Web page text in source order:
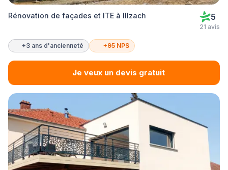
Rénovation de façades et ITE à Illzach 5
21 avis
+3 ans d'ancienneté +95 NPS
Je veux un devis gratuit